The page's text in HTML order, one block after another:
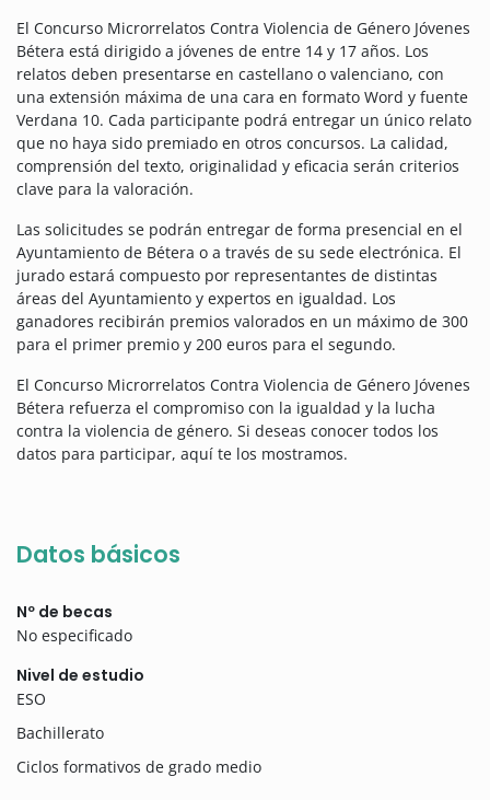
El Concurso Microrrelatos Contra Violencia de Género Jóvenes
Bétera está dirigido a jóvenes de entre 14 y 17 años. Los
relatos deben presentarse en castellano o valenciano, con
una extensión máxima de una cara en formato Word y fuente
Verdana 10. Cada participante podrá entregar un único relato
que no haya sido premiado en otros concursos. La calidad,
comprensión del texto, originalidad y eficacia serán criterios
clave para la valoración.
Las solicitudes se podrán entregar de forma presencial en el
Ayuntamiento de Bétera o a través de su sede electrónica. El
jurado estará compuesto por representantes de distintas
áreas del Ayuntamiento y expertos en igualdad. Los
ganadores recibirán premios valorados en un máximo de 300
para el primer premio y 200 euros para el segundo.
El Concurso Microrrelatos Contra Violencia de Género Jóvenes
Bétera refuerza el compromiso con la igualdad y la lucha
contra la violencia de género. Si deseas conocer todos los
datos para participar, aquí te los mostramos.
Datos básicos
Nº de becas
No especificado
Nivel de estudio
ESO
Bachillerato
Ciclos formativos de grado medio